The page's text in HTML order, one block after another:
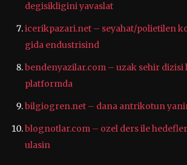
degisikligini yavaslat
icerikpazari.net – seyahat/polietilen
gida endustrisind
bendenyazilar.com – uzak sehir dizisi
platformda
bilgiogren.net – dana antrikotun
blognotlar.com – ozel ders ile
ulasin